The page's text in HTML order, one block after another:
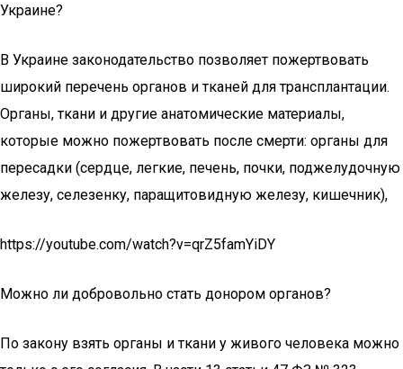
Украине?
В Украине законодательство позволяет пожертвовать
широкий перечень органов и тканей для трансплантации.
Органы, ткани и другие анатомические материалы,
которые можно пожертвовать после смерти: органы для
пересадки (сердце, легкие, печень, почки, поджелудочную
железу, селезенку, паращитовидную железу, кишечник),
https://youtube.com/watch?v=qrZ5famYiDY
Можно ли добровольно стать донором органов?
По закону взять органы и ткани у живого человека можно